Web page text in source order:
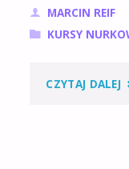
MARCIN REIF
KURSY
CZYTAJ DALEJ